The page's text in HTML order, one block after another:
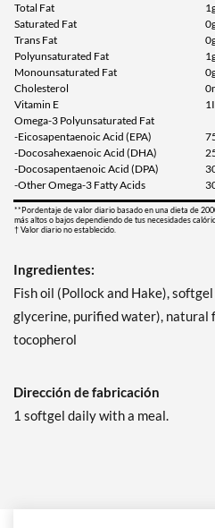
Total Fat
Saturated Fat
Trans Fat
Polyunsaturated Fat
Monounsaturated Fat
Cholesterol
Vitamin E
Omega-3 Polyunsaturated Fat
-Eicosapentaenoic Acid (EPA)
-Docosahexaenoic Acid (DHA)
-Docosapentaenoic Acid (DPA)
-Other Omega-3 Fatty Acids
**Pordentaje de valor diario basado en una dieta de
más altos o bajos dependiendo de tus necesidades
† Valor diario no establecido.
Ingredientes:
Fish oil (Pollock and Hake),
glycerine, purified water), natural
tocopherol
Dirección de fabricación
1 softgel daily with a meal.